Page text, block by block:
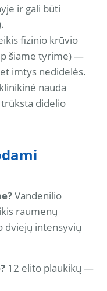
ir gali būti
fizinio krūvio
šiame tyrime) —
imtys nedidelės.
nauda
didelio
Vandenilio
raumenų
dviejų intensyvių
12 elito plaukikų —